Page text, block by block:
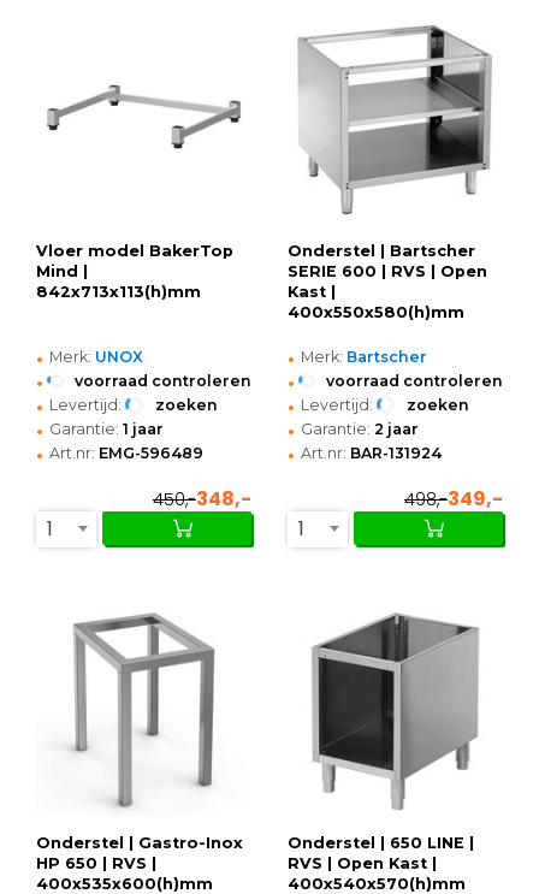
Vloer model BakerTop
Mind |
842x713x113(h)mm
• Merk: UNOX
• voorraad controleren
• Levertijd: zoeken
• Garantie: 1 jaar
• Art.nr: EMG-596489
450,-348,-
1
Onderstel | Bartscher
SERIE 600 | RVS | Open
Kast |
400x550x580(h)mm
• Merk: Bartscher
• voorraad controleren
• Levertijd: zoeken
• Garantie: 2 jaar
• Art.nr: BAR-131924
498,-349,-
1
Onderstel | Gastro-Inox
HP 650 | RVS |
400x535x600(h)mm
Onderstel | 650 LINE |
RVS | Open Kast |
400x540x570(h)mm